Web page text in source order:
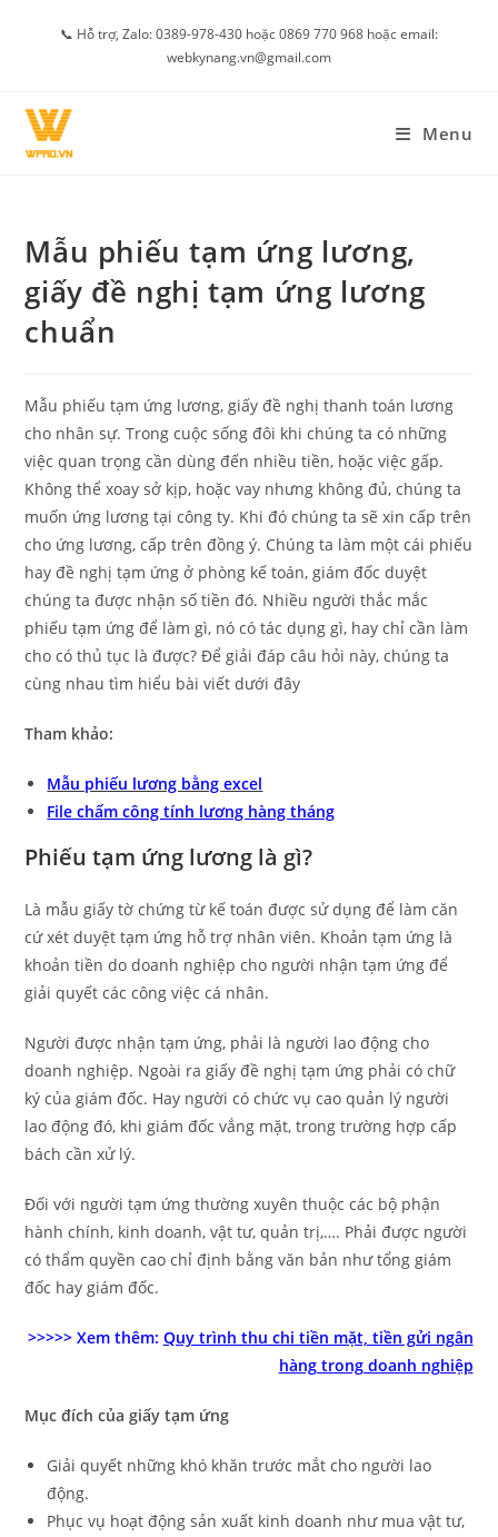
📞 Hỗ trợ, Zalo: 0389-978-430 hoặc 0869 770 968 hoặc email:
webkynang.vn@gmail.com
Menu
Mẫu phiếu tạm ứng lương,
giấy đề nghị tạm ứng lương
chuẩn
Mẫu phiếu tạm ứng lương, giấy đề nghị thanh toán lương
cho nhân sự. Trong cuộc sống đôi khi chúng ta có những
việc quan trọng cần dùng đến nhiều tiền, hoặc việc gấp.
Không thể xoay sở kịp, hoặc vay nhưng không đủ, chúng ta
muốn ứng lương tại công ty. Khi đó chúng ta sẽ xin cấp trên
cho ứng lương, cấp trên đồng ý. Chúng ta làm một cái phiếu
hay đề nghị tạm ứng ở phòng kế toán, giám đốc duyệt
chúng ta được nhận số tiền đó. Nhiều người thắc mắc
phiếu tạm ứng để làm gì, nó có tác dụng gì, hay chỉ cần làm
cho có thủ tục là được? Để giải đáp câu hỏi này, chúng ta
cùng nhau tìm hiểu bài viết dưới đây
Tham khảo:
Mẫu phiếu lương bằng excel
File chấm công tính lương hàng tháng
Phiếu tạm ứng lương là gì?
Là mẫu giấy tờ chứng từ kế toán được sử dụng để làm căn
cứ xét duyệt tạm ứng hỗ trợ nhân viên. Khoản tạm ứng là
khoản tiền do doanh nghiệp cho người nhận tạm ứng để
giải quyết các công việc cá nhân.
Người được nhận tạm ứng, phải là người lao động cho
doanh nghiệp. Ngoài ra giấy đề nghị tạm ứng phải có chữ
ký của giám đốc. Hay người có chức vụ cao quản lý người
lao động đó, khi giám đốc vắng mặt, trong trường hợp cấp
bách cần xử lý.
Đối với người tạm ứng thường xuyên thuộc các bộ phận
hành chính, kinh doanh, vật tư, quản trị,…. Phải được người
có thẩm quyền cao chỉ định bằng văn bản như tổng giám
đốc hay giám đốc.
>>>>> Xem thêm: Quy trình thu chi tiền mặt, tiền gửi ngân
hàng trong doanh nghiệp
Mục đích của giấy tạm ứng
Giải quyết những khó khăn trước mắt cho người lao
động.
Phục vụ hoạt động sản xuất kinh doanh như mua vật tư,